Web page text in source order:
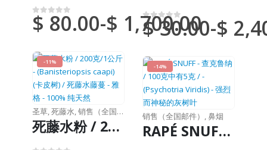
0满分 5 分
$ 80.00-$ 1,700.00
0满分 5 分
$30.00-$
-11%
圣草,死藤水,销售（全国邮件）
死藤水粉 / 200克/1公斤 - (Banisteriopsis caapi) (卡皮树) / 死藤水藤蔓 - 雅格 - 100% 纯天然
-14%
销售（全国邮件） ,鼻烟
RAPÉ SNUFF - 查克鲁纳 / 100克中有5克 / - (Psychotria Viridis) - 强烈而神秘的灰树叶